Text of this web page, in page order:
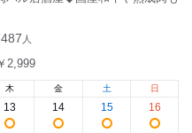
人
2,999
木
13
金
14
土
15
日
16